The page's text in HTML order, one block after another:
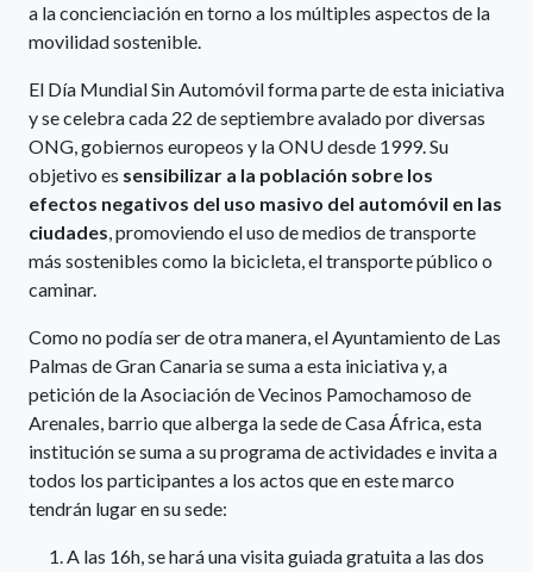
a la concienciación en torno a los múltiples aspectos de la
movilidad sostenible.
El Día Mundial Sin Automóvil forma parte de esta iniciativa
y se celebra cada 22 de septiembre avalado por diversas
ONG, gobiernos europeos y la ONU desde 1999. Su
objetivo es sensibilizar a la población sobre los
efectos negativos del uso masivo del automóvil en las
ciudades, promoviendo el uso de medios de transporte
más sostenibles como la bicicleta, el transporte público o
caminar.
Como no podía ser de otra manera, el Ayuntamiento de Las
Palmas de Gran Canaria se suma a esta iniciativa y, a
petición de la Asociación de Vecinos Pamochamoso de
Arenales, barrio que alberga la sede de Casa África, esta
institución se suma a su programa de actividades e invita a
todos los participantes a los actos que en este marco
tendrán lugar en su sede:
A las 16h, se hará una visita guiada gratuita a las dos